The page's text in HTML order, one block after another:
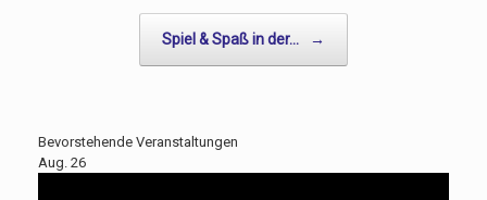
Spiel & Spaß in der… →
Bevorstehende Veranstaltungen
Aug. 26